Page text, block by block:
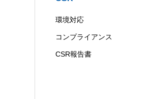
環境対応
コンプライアンス
CSR報告書